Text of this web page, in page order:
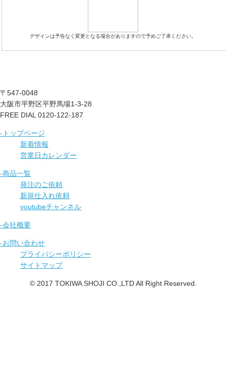
デザインは予告なく変更となる場合がありますので予めご了承ください。
〒547-0048
大阪市平野区平野馬場1-3-28
FREE DIAL 0120-122-187
-トップページ
新着情報
営業日カレンダー
-商品一覧
発注のご依頼
新規仕入れ依頼
youtubeチャンネル
-会社概要
-お問い合わせ
プライバシーポリシー
サイトマップ
© 2017 TOKIWA SHOJI CO.,LTD All Right Reserved.